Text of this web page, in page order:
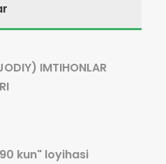
IMTIHONLAR
kun" loyihasi